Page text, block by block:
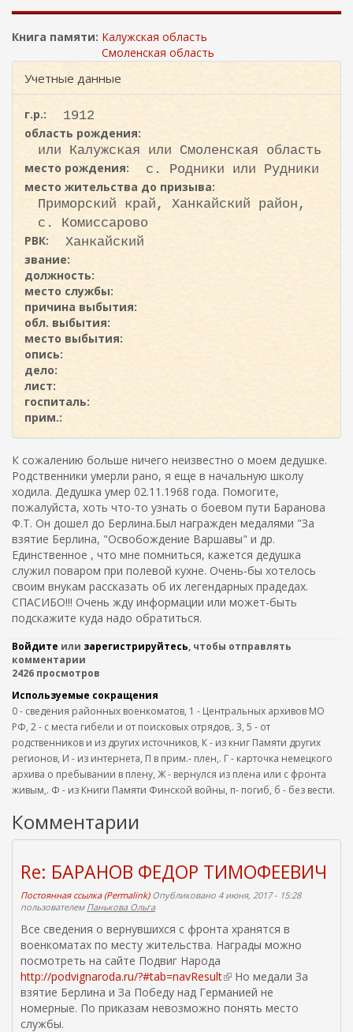
и
с
Книга памяти: Калужская область
Смоленская область
Учетные данные
г.р.:
1912
область рождения:
или Калужская или Смоленская область
место рождения:
с. Родники или Рудники
место жительства до призыва:
Приморский край, Ханкайский район,
с. Комиссарово
РВК:
Ханкайский
звание:
должность:
место службы:
причина выбытия:
обл. выбытия:
место выбытия:
опись:
дело:
лист:
госпиталь:
прим.:
К сожалению больше ничего неизвестно о моем дедушке.
Родственники умерли рано, я еще в начальную школу
ходила. Дедушка умер 02.11.1968 года. Помогите,
пожалуйста, хоть что-то узнать о боевом пути Баранова
Ф.Т. Он дошел до Берлина.Был награжден медалями "За
взятие Берлина, "Освобождение Варшавы" и др.
Единственное , что мне помниться, кажется дедушка
служил поваром при полевой кухне. Очень-бы хотелось
своим внукам рассказать об их легендарных прадедах.
СПАСИБО!!! Очень жду информации или может-быть
подскажите куда надо обратиться.
Войдите или зарегистрируйтесь, чтобы отправлять
комментарии
2426 просмотров
Используемые сокращения
0 - сведения районных военкоматов, 1 - Центральных архивов МО
РФ, 2 - с места гибели и от поисковых отрядов,. 3, 5 - от
родственников и из других источников, К - из книг Памяти других
регионов, И - из интернета, П в прим.- плен,. Г - карточка немецкого
архива о пребывании в плену, Ж - вернулся из плена или с фронта
живым,. Ф - из Книги Памяти Финской войны, п- погиб, б - без вести.
Комментарии
Re: БАРАНОВ ФЕДОР ТИМОФЕЕВИЧ
Постоянная ссылка (Permalink)Опубликовано 4 июня, 2017 - 15:28
пользователем Панькова Ольга
Все сведения о вернувшихся с фронта хранятся в
военкоматах по месту жительства. Награды можно
посмотреть на сайте Подвиг Народа
http://podvignaroda.ru/?#tab=navResult(
в
н
Но медали За
взятие Берлина и За Победу над Германией не
номерные. По приказам невозможно понять место
службы.